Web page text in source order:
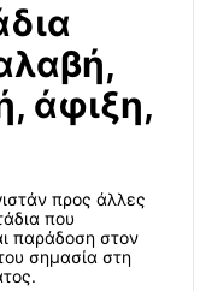
άφιξη,
προς άλλες
που
παράδοση στον
σημασία στη